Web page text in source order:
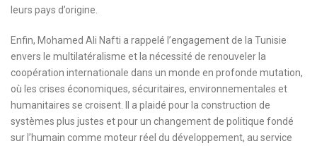
leurs pays d’origine.
Enfin, Mohamed Ali Nafti a rappelé l’engagement de la Tunisie
envers le multilatéralisme et la nécessité de renouveler la
coopération internationale dans un monde en profonde mutation,
où les crises économiques, sécuritaires, environnementales et
humanitaires se croisent. Il a plaidé pour la construction de
systèmes plus justes et pour un changement de politique fondé
sur l’humain comme moteur réel du développement, au service